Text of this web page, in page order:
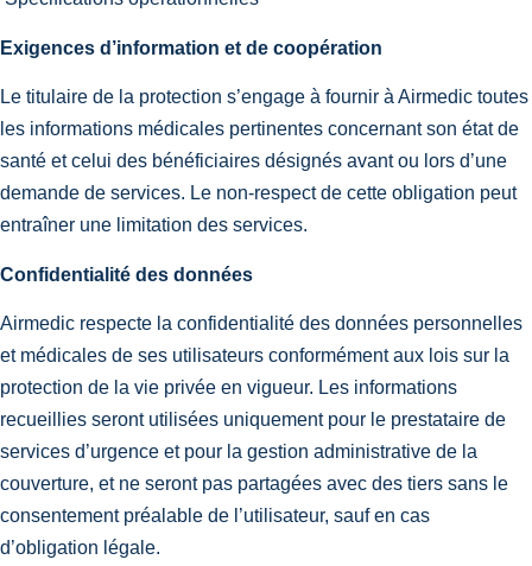
Exigences d’information et de coopération
Le titulaire de la protection s’engage à fournir à Airmedic toutes
les informations médicales pertinentes concernant son état de
santé et celui des bénéficiaires désignés avant ou lors d’une
demande de services. Le non-respect de cette obligation peut
entraîner une limitation des services.
Confidentialité des données
Airmedic respecte la confidentialité des données personnelles
et médicales de ses utilisateurs conformément aux lois sur la
protection de la vie privée en vigueur. Les informations
recueillies seront utilisées uniquement pour le prestataire de
services d’urgence et pour la gestion administrative de la
couverture, et ne seront pas partagées avec des tiers sans le
consentement préalable de l’utilisateur, sauf en cas
d’obligation légale.